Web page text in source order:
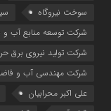
سوخت نیروگاه
شرکت توسعه منابع آب و
شرکت تولید نیروی برق
شرکت مهندسی آب و
علی اکبر محرابیان